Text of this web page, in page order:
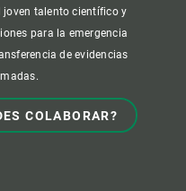
talento científico y
para la emergencia
de evidencias
COLABORAR?